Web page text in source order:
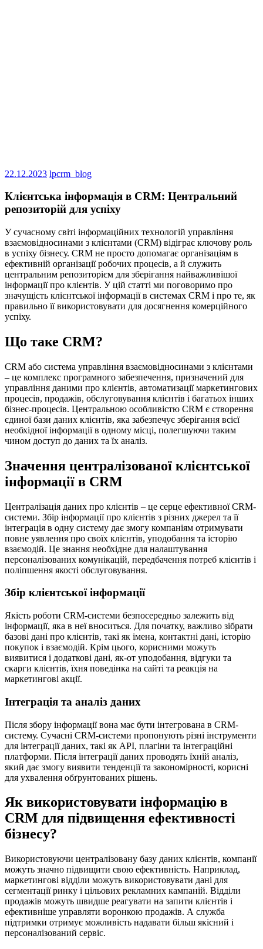
22.12.2023 lpcrm_blog
Клієнтська інформація в CRM: Центральний
репозиторій для успіху
У сучасному світі інформаційних технологій управління
взаємовідносинами з клієнтами (CRM) відіграє ключову роль
в успіху бізнесу. CRM не просто допомагає організаціям в
ефективній організації робочих процесів, а й служить
центральним репозиторієм для зберігання найважливішої
інформації про клієнтів. У цій статті ми поговоримо про
значущість клієнтської інформації в системах CRM і про те, як
правильно її використовувати для досягнення комерційного
успіху.
Що таке CRM?
CRM або система управління взаємовідносинами з клієнтами
– це комплекс програмного забезпечення, призначений для
управління даними про клієнтів, автоматизації маркетингових
процесів, продажів, обслуговування клієнтів і багатьох інших
бізнес-процесів. Центральною особливістю CRM є створення
єдиної бази даних клієнтів, яка забезпечує зберігання всієї
необхідної інформації в одному місці, полегшуючи таким
чином доступ до даних та їх аналіз.
Значення централізованої клієнтської
інформації в CRM
Централізація даних про клієнтів – це серце ефективної CRM-
системи. Збір інформації про клієнтів з різних джерел та її
інтеграція в одну систему дає змогу компаніям отримувати
повне уявлення про своїх клієнтів, уподобання та історію
взаємодій. Це знання необхідне для налаштування
персоналізованих комунікацій, передбачення потреб клієнтів і
поліпшення якості обслуговування.
Збір клієнтської інформації
Якість роботи CRM-системи безпосередньо залежить від
інформації, яка в неї вноситься. Для початку, важливо зібрати
базові дані про клієнтів, такі як імена, контактні дані, історію
покупок і взаємодій. Крім цього, корисними можуть
виявитися і додаткові дані, як-от уподобання, відгуки та
скарги клієнтів, їхня поведінка на сайті та реакція на
маркетингові акції.
Інтеграція та аналіз даних
Після збору інформації вона має бути інтегрована в CRM-
систему. Сучасні CRM-системи пропонують різні інструменти
для інтеграції даних, такі як API, плагіни та інтеграційні
платформи. Після інтеграції даних проводять їхній аналіз,
який дає змогу виявити тенденції та закономірності, корисні
для ухвалення обґрунтованих рішень.
Як використовувати інформацію в
CRM для підвищення ефективності
бізнесу?
Використовуючи централізовану базу даних клієнтів, компанії
можуть значно підвищити свою ефективність. Наприклад,
маркетингові відділи можуть використовувати дані для
сегментації ринку і цільових рекламних кампаній. Відділи
продажів можуть швидше реагувати на запити клієнтів і
ефективніше управляти воронкою продажів. А служба
підтримки отримує можливість надавати більш якісний і
персоналізований сервіс.